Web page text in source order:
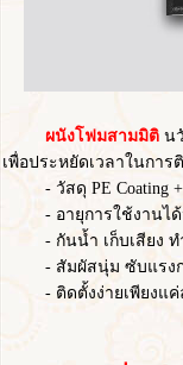
ผนังโฟมสามมิติ น
เพื่อประหยัดเวลาในกา
- วัสดุ PE Coating
- อายุการใช้งานไ
- กันน้ำ เก็บเสียง
- สัมผัสนุ่ม ซับแรง
- ติดตั้งง่ายเพียงแ